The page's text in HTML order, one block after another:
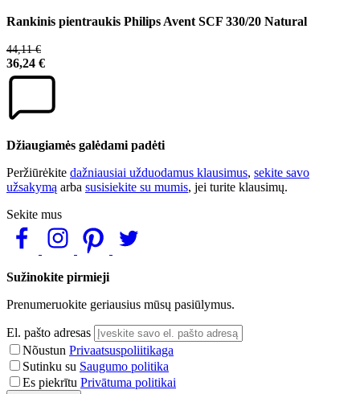
Rankinis pientraukis Philips Avent SCF 330/20 Natural
44,11 €
36,24 €
Džiaugiamės galėdami padėti
Peržiūrėkite dažniausiai užduodamus klausimus, sekite savo
užsakymą arba susisiekite su mumis, jei turite klausimų.
Sekite mus
Sužinokite pirmieji
Prenumeruokite geriausius mūsų pasiūlymus.
El. pašto adresas
Nõustun Privaatsuspoliitikaga
Sutinku su Saugumo politika
Es piekrītu Privātuma politikai